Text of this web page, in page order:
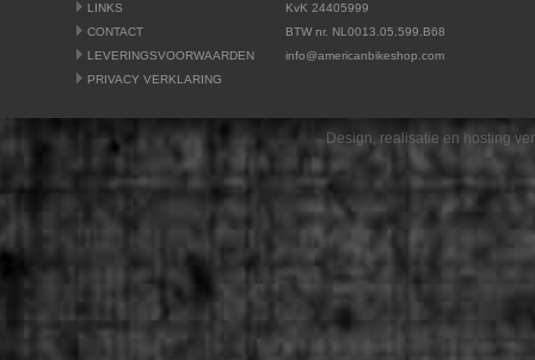
LINKS
CONTACT
LEVERINGSVOORWAARDEN
PRIVACY VERKLARING
KvK 24405999
BTW nr. NL0013.05.599.B68
info@americanbikeshop.com
Design, realisatie en hosting